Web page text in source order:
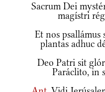
Sacrum Dei
magístri
Et nos psallámus
plantas adhuc
Deo Patri sit
Paráclito, in